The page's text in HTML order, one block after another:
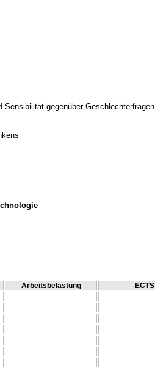
gegenüber Geschlechterfragen
Arbeitsbelastung ECTS